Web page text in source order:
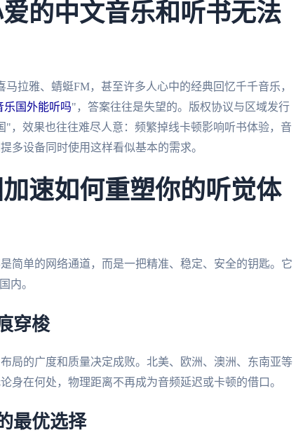
的中文音乐和听书无法
拉雅、蜻蜓FM，甚至许多人心中的经典回忆千千音乐，
乐国外能听吗"，答案往往是失望的。版权协议与区域发行
，效果也往往难尽人意：频繁掉线卡顿影响听书体验，音
多设备同时使用这样看似基本的需求。
速如何重塑你的听觉体
简单的网络通道，而是一把精准、稳定、安全的钥匙。它
内。
穿梭
局的广度和质量决定成败。北美、欧洲、澳洲、东南亚等
身在何处，物理距离不再成为音频延迟或卡顿的借口。
最优选择